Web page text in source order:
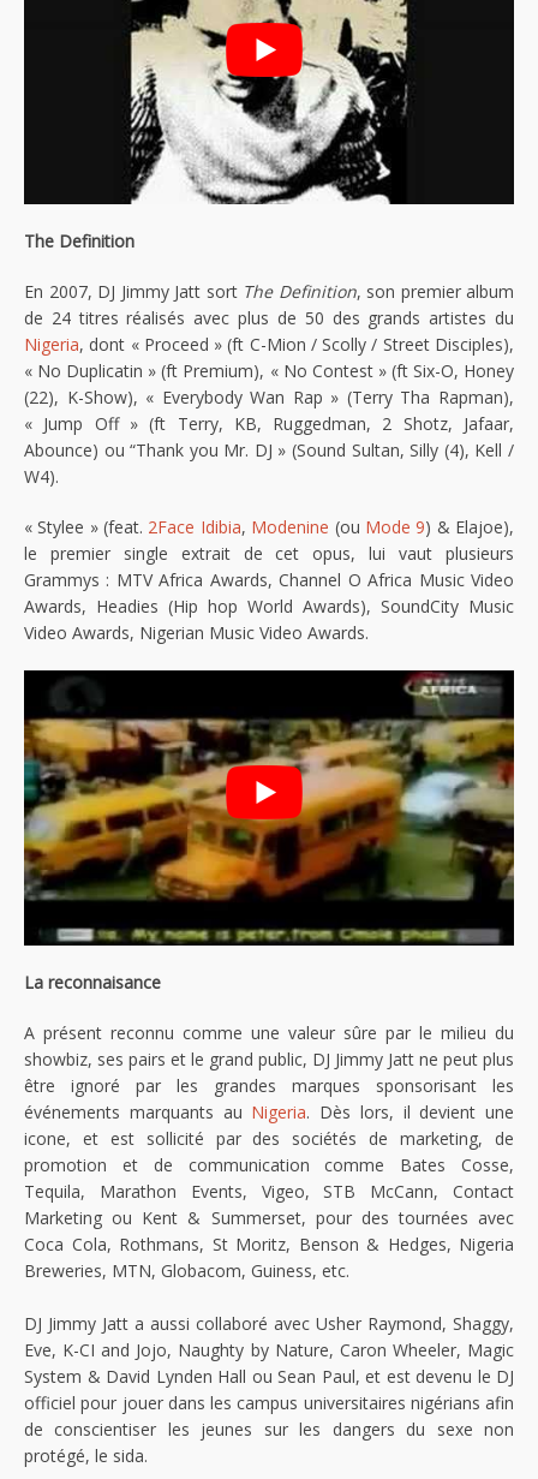
The Definition
En 2007, DJ Jimmy Jatt sort The Definition, son premier album
de 24 titres réalisés avec plus de 50 des grands artistes du
Nigeria, dont « Proceed » (ft C-Mion / Scolly / Street Disciples),
« No Duplicatin » (ft Premium), « No Contest » (ft Six-O, Honey
(22), K-Show), « Everybody Wan Rap » (Terry Tha Rapman),
« Jump Off » (ft Terry, KB, Ruggedman, 2 Shotz, Jafaar,
Abounce) ou “Thank you Mr. DJ » (Sound Sultan, Silly (4), Kell /
W4).
« Stylee » (feat. 2Face Idibia, Modenine (ou Mode 9) & Elajoe),
le premier single extrait de cet opus, lui vaut plusieurs
Grammys : MTV Africa Awards, Channel O Africa Music Video
Awards, Headies (Hip hop World Awards), SoundCity Music
Video Awards, Nigerian Music Video Awards.
La reconnaisance
A présent reconnu comme une valeur sûre par le milieu du
showbiz, ses pairs et le grand public, DJ Jimmy Jatt ne peut plus
être ignoré par les grandes marques sponsorisant les
événements marquants au Nigeria. Dès lors, il devient une
icone, et est sollicité par des sociétés de marketing, de
promotion et de communication comme Bates Cosse,
Tequila, Marathon Events, Vigeo, STB McCann, Contact
Marketing ou Kent & Summerset, pour des tournées avec
Coca Cola, Rothmans, St Moritz, Benson & Hedges, Nigeria
Breweries, MTN, Globacom, Guiness, etc.
DJ Jimmy Jatt a aussi collaboré avec Usher Raymond, Shaggy,
Eve, K-CI and Jojo, Naughty by Nature, Caron Wheeler, Magic
System & David Lynden Hall ou Sean Paul, et est devenu le DJ
officiel pour jouer dans les campus universitaires nigérians afin
de conscientiser les jeunes sur les dangers du sexe non
protégé, le sida.